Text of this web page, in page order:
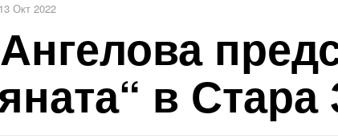
13 Окт 2022
в Стара